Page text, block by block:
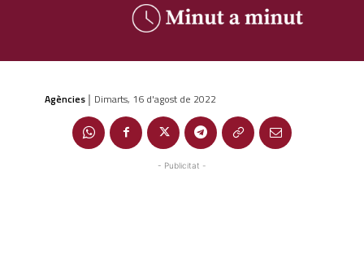
Agències | Dimarts, 16 d'agost de 2022
- Publicitat -